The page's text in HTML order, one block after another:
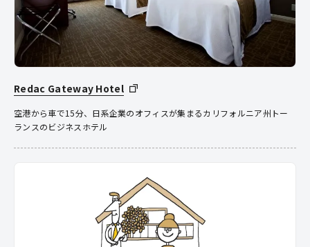
Redac Gateway Hotel
空港から車で15分、日系企業のオフィスが集まるカリフォルニア州トー
ランスのビジネスホテル